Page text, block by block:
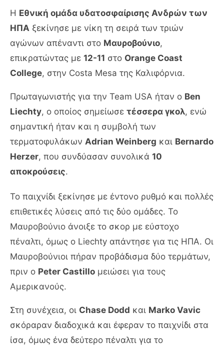
Η Εθνική ομάδα υδατοσφαίρισης Ανδρών των
ΗΠΑ ξεκίνησε με νίκη τη σειρά των τριών
αγώνων απέναντι στο Μαυροβούνιο,
επικρατώντας με 12-11 στο Orange Coast
College, στην Costa Mesa της Καλιφόρνια.
Πρωταγωνιστής για την Team USA ήταν ο Ben
Liechty, ο οποίος σημείωσε τέσσερα γκολ, ενώ
σημαντική ήταν και η συμβολή των
τερματοφυλάκων Adrian Weinberg και Bernardo
Herzer, που συνδύασαν συνολικά 10
αποκρούσεις.
Το παιχνίδι ξεκίνησε με έντονο ρυθμό και πολλές
επιθετικές λύσεις από τις δύο ομάδες. Το
Μαυροβούνιο άνοιξε το σκορ με εύστοχο
πέναλτι, όμως ο Liechty απάντησε για τις ΗΠΑ. Οι
Μαυροβούνιοι πήραν προβάδισμα δύο τερμάτων,
πριν ο Peter Castillo μειώσει για τους
Αμερικανούς.
Στη συνέχεια, οι Chase Dodd και Marko Vavic
σκόραραν διαδοχικά και έφεραν το παιχνίδι στα
ίσα, όμως ένα δεύτερο πέναλτι για το